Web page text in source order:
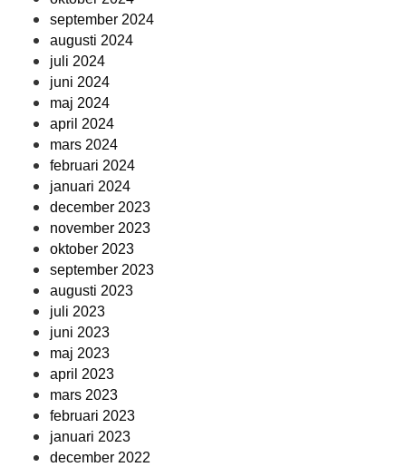
september 2024
augusti 2024
juli 2024
juni 2024
maj 2024
april 2024
mars 2024
februari 2024
januari 2024
december 2023
november 2023
oktober 2023
september 2023
augusti 2023
juli 2023
juni 2023
maj 2023
april 2023
mars 2023
februari 2023
januari 2023
december 2022